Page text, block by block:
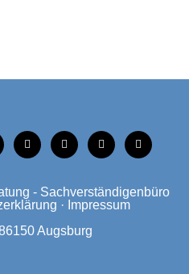
xing linkedinmobilemail
- Sachverständigenbüro
· Impressum
Augsburg